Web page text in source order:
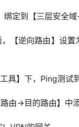
定到【三层安全
【逆向路由】设
】下，Ping测试
由→目的路由】中